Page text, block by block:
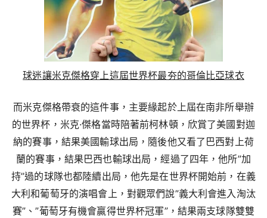
球迷讓米克傑格穿上這屆世界杯最夯的哥倫比亞球衣
而米克傑格帶衰的這件事，主要緣起於上屆在南非所舉辦
的世界杯，米克·傑格當時陪著前柯林頓，欣賞了美國對迦
納的賽事，結果美國輸球出局，隨後他又看了巴西對上荷
蘭的賽事，結果巴西也輸球出局，經過了四年，他所”加
持”過的球隊也都陸續出局，他先是在世界杯開始前，在義
大利和葡萄牙的演唱會上，對觀眾們說”義大利會進入淘汰
賽”、”葡萄牙有機會贏得世界杯冠軍”，結果兩支球隊雙雙